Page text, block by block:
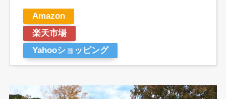
Amazon
楽天市場
Yahooショッピング